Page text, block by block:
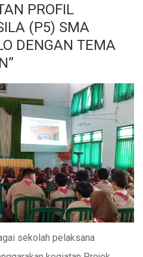
PROFIL
(P5) SMA
DENGAN TEMA
sekolah pelaksana